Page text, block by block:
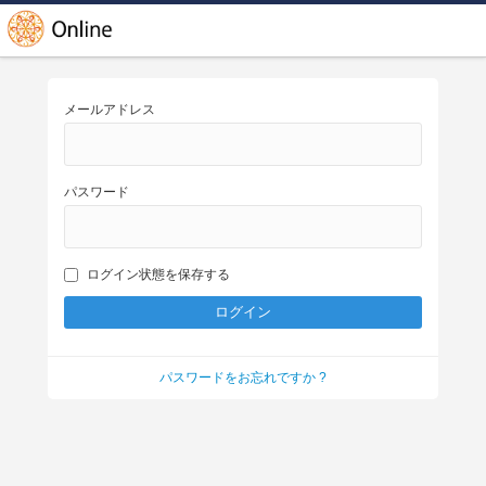
メールアドレス
パスワード
ログイン状態を保存する
パスワードをお忘れですか ?